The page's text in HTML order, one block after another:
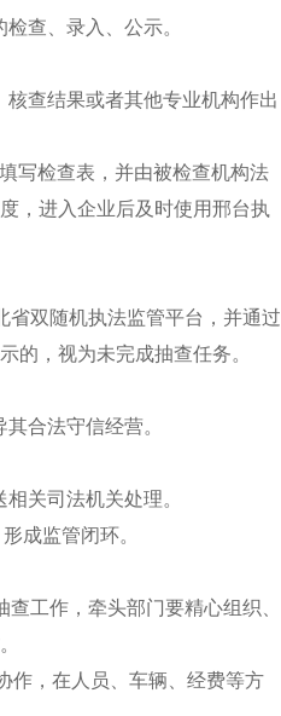
查、录入、公示。
查结果或者其他专业机构作出
写检查表，并由被检查机构法
，进入企业后及时使用邢台执
省双随机执法监管平台，并通过
的，视为未完成抽查任务。
合法守信经营。
相关司法机关处理。
成监管闭环。
查工作，牵头部门要精心组织、
作，在人员、车辆、经费等方